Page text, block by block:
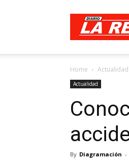
Diario
Región
Home Actualidad
Actualidad
By Diagramación -